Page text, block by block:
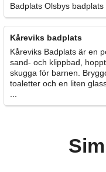
Badplats Olsbys
Kåreviks badplats
Kåreviks Badplats är en
sand- och klippbad,
skugga för barnen.
toaletter och en liten